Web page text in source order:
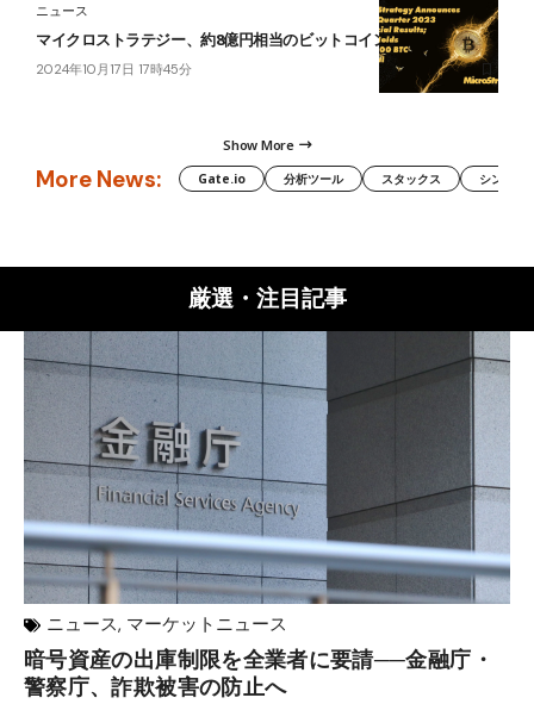
ニュース
マイクロストラテジー、約8億円相当のビットコインを追加購入
2024年10月17日 17時45分
Show More
More News: Gate.io 分析ツール スタックス シンボル
厳選・注目記事
ニュース, マーケットニュース
暗号資産の出庫制限を全業者に要請──金融庁・
警察庁、詐欺被害の防止へ